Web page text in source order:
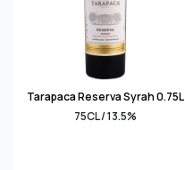
Tarapaca Reserva Syrah 0.75L
75CL / 13.5%